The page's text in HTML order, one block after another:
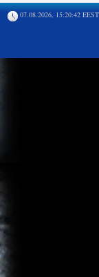
07.08.2026, 15:20:42 EEST